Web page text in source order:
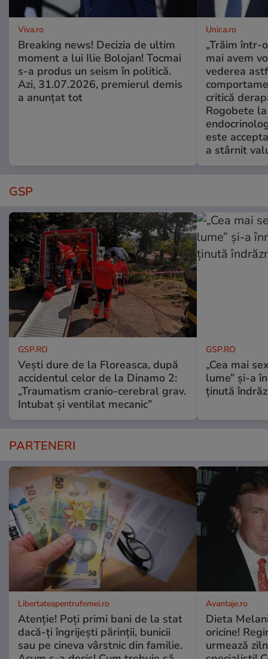
Viva.ro
Breaking news! Decizia de ultim
moment a lui Ilie Bolojan! Tocmai
s-a produs un seism în politică.
Azi, 31.07.2026, premierul demis
a anunțat tot
Unica.ro
„Trăim într-
mai avem
vederea
critică
Rogobete
este
a stârnit
GSP
GSP.RO
Vești dure de la Floreasca, după
accidentul celor de la Dinamo 2:
„Traumatism cranio-cerebral grav.
Intubat și ventilat mecanic”
GSP.RO
„Cea mai
lume” și-a
ținută
PARTENERI
Libertateapentrufemei.ro
Atenție! Poți primi bani de la stat
dacă-ți îngrijești părinții, bunicii
sau pe cineva vârstnic din familie.
Avantaje.ro
Dieta
oricine!
urmează